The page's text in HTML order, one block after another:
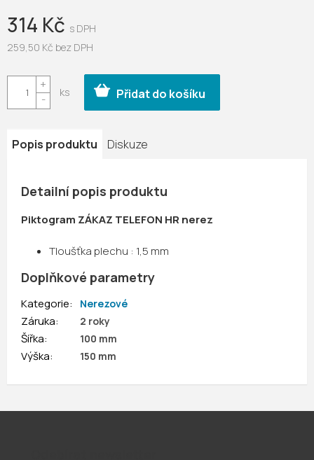
314 Kč
259,50 Kč bez DPH
cena:
Přidat do košíku
Popis produktu Diskuze
Detailní popis produktu
Piktogram ZÁKAZ TELEFON HR nerez
Tloušťka plechu : 1,5 mm
Doplňkové parametry
Kategorie: Nerezové
Záruka: 2 roky
Šířka: 100 mm
Výška: 150 mm